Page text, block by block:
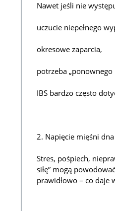
Nawet jeśli nie
uczucie niepełnego
okresowe zaparcia,
potrzeba
IBS bardzo często
2. Napięcie mięśni
Stres, pośpiech,
siłę” mogą
prawidłowo – co daje